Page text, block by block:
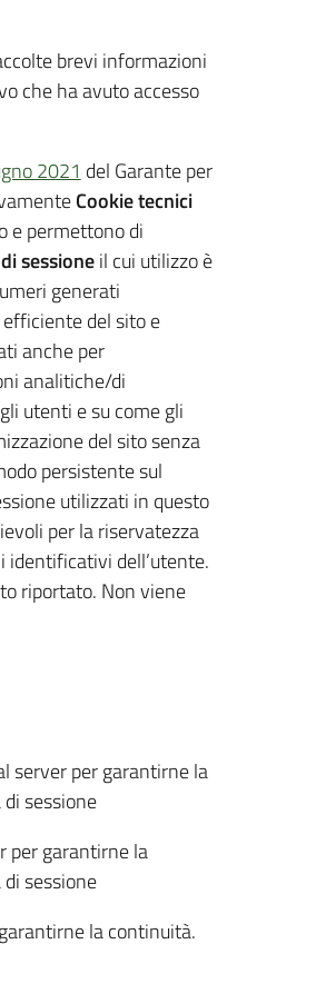
brevi informazioni
che ha avuto accesso
2021 del Garante per
Cookie tecnici
e permettono di
sessioneil cui utilizzo è
generati
del sito e
anche per
analitiche/di
utenti e su come gli
del sito senza
persistente sul
utilizzati in questo
per la riservatezza
identificativi dell’utente.
riportato. Non viene
server per garantirne la
sessione
per garantirne la
sessione
la continuità.